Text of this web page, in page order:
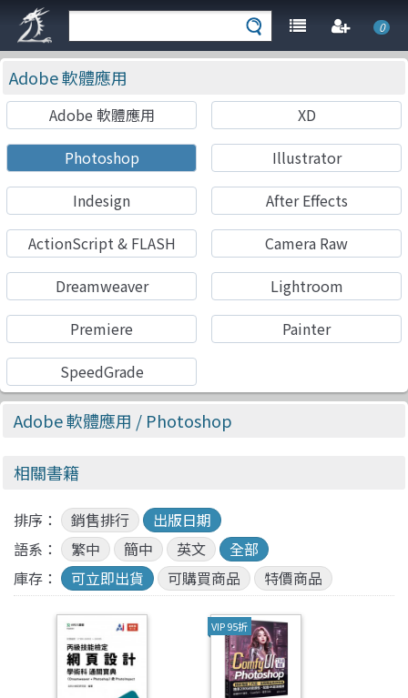
0
Adobe 軟體應用
Adobe 軟體應用
XD
Photoshop
Illustrator
Indesign
After Effects
ActionScript & FLASH
Camera Raw
Dreamweaver
Lightroom
Premiere
Painter
SpeedGrade
Adobe 軟體應用 / Photoshop
相關書籍
排序： 銷售排行
出版日期
語系：
繁中 簡中 英文
全部
庫存：
可立即出貨 可購買商品 特價商品
VIP 95折